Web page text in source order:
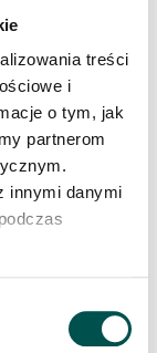
treści
i
o tym, jak
partnerom
innymi danymi
na zewnątrz
posłużyć
– gwarancja
z wysokimi